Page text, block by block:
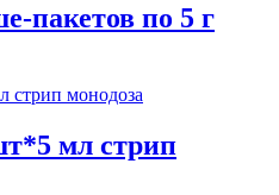
пакетов по 5 г
мл стрип